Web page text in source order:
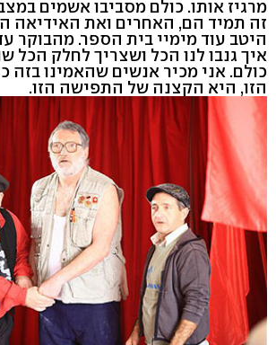
מרגיז אותו. כולם מסביבו אשמים
זה תמיד הם, האחרים ואת האידיאה
היטב עוד מימיי בית הספר. מהבוקר
איך גנבו לנו הכל ושצריך לחלק הכל
כולם. אני מכיר אנשים שהאמינו בזה
הזו, היא הקצנה של התפישה הזו.